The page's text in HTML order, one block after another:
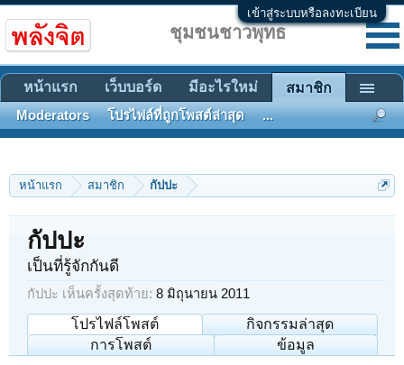
เข้าสู่ระบบหรือลงทะเบียน
หน้าแรก สมาชิก กัปปะ
กัปปะ
เป็นที่รู้จักกันดี
กัปปะ เห็นครั้งสุดท้าย: 8 มิถุนายน 2011
โปรไฟล์โพสต์
กิจกรรมล่าสุด
การโพสต์
ข้อมูล
ชุมชนชาวพุทธ
หน้าแรก เว็บบอร์ด มีอะไรใหม่ สมาชิก
Moderators โปรไฟล์ที่ถูกโพสต์ล่าสุด ...